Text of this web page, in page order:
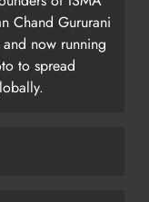
Chand Gururani
now running
to spread